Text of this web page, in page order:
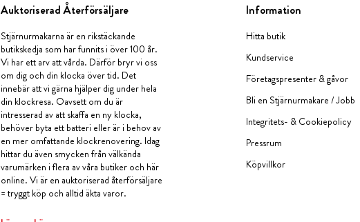
Auktoriserad Återförsäljare
Stjärnurmakarna är en rikstäckande
butikskedja som har funnits i över 100 år.
Vi har ett arv att vårda. Därför bryr vi oss
om dig och din klocka över tid. Det
innebär att vi gärna hjälper dig under hela
din klockresa. Oavsett om du är
intresserad av att skaffa en ny klocka,
behöver byta ett batteri eller är i behov av
en mer omfattande klockrenovering. Idag
hittar du även smycken från välkända
varumärken i flera av våra butiker och här
online. Vi är en auktoriserad återförsäljare
= tryggt köp och alltid äkta varor.
Information
Hitta butik
Kundservice
Företagspresenter & gåvor
Bli en Stjärnurmakare / Jobb
Integritets- & Cookiepolicy
Pressrum
Köpvillkor